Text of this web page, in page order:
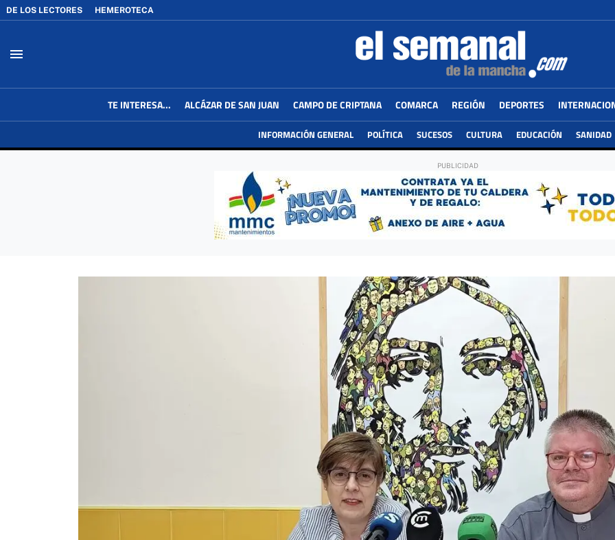
DE LOS LECTORES HEMEROTECA
menu
TE INTERESA... ALCÁZAR DE SAN JUAN CAMPO DE CRIPTANA COMARCA REGIÓN DEPORTES
INFORMACIÓN GENERAL POLÍTICA SUCESOS CULTURA EDUCACIÓN SANIDAD